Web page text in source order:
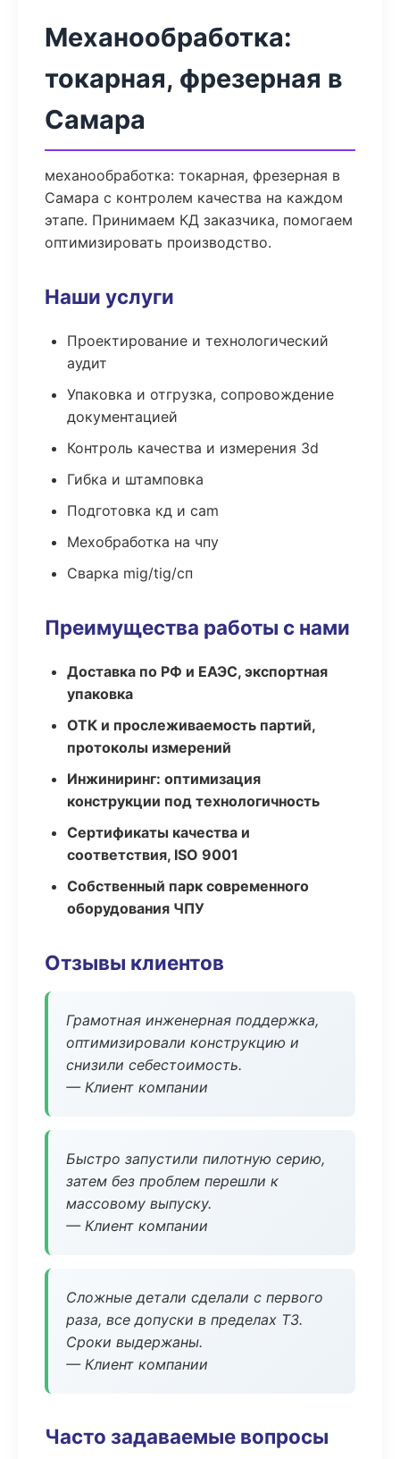
Механообработка:
токарная, фрезерная в
Самара
механообработка: токарная, фрезерная в
Самара с контролем качества на каждом
этапе. Принимаем КД заказчика, помогаем
оптимизировать производство.
Наши услуги
Проектирование и технологический
аудит
Упаковка и отгрузка, сопровождение
документацией
Контроль качества и измерения 3d
Гибка и штамповка
Подготовка кд и cam
Мехобработка на чпу
Сварка mig/tig/сп
Преимущества работы с нами
Доставка по РФ и ЕАЭС, экспортная
упаковка
ОТК и прослеживаемость партий,
протоколы измерений
Инжиниринг: оптимизация
конструкции под технологичность
Сертификаты качества и
соответствия, ISO 9001
Собственный парк современного
оборудования ЧПУ
Отзывы клиентов
Грамотная инженерная поддержка,
оптимизировали конструкцию и
снизили себестоимость.
— Клиент компании
Быстро запустили пилотную серию,
затем без проблем перешли к
массовому выпуску.
— Клиент компании
Сложные детали сделали с первого
раза, все допуски в пределах ТЗ.
Сроки выдержаны.
— Клиент компании
Часто задаваемые вопросы